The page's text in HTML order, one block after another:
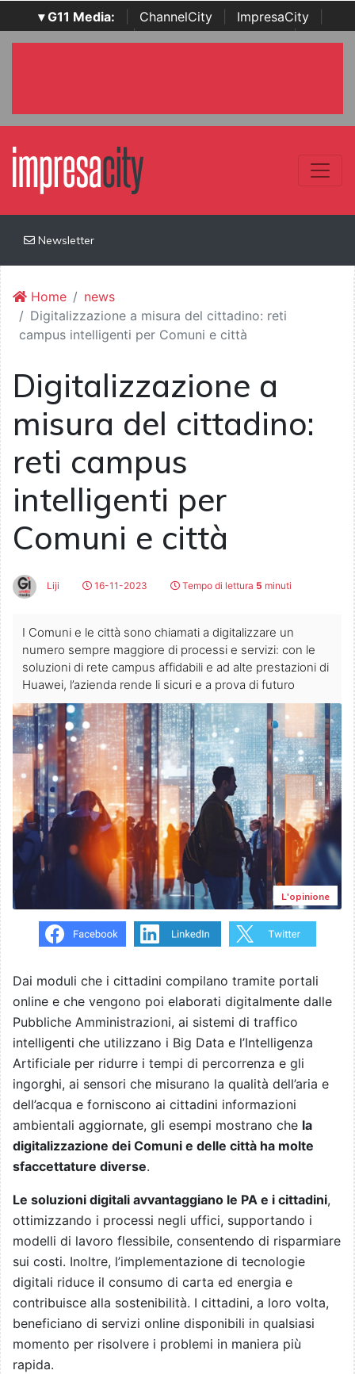
▾ G11 Media: ChannelCity ImpresaCity
SecurityOpenLab | Italian Channel Awards | Italian
Newsletter
Home
news
Digitalizzazione a misura del cittadino: reti
campus intelligenti per Comuni e città
Digitalizzazione a
misura del cittadino:
reti campus
intelligenti per
Comuni e città
Liji 16-11-2023 Tempo di lettura 5 minuti
I Comuni e le città sono chiamati a digitalizzare un
numero sempre maggiore di processi e servizi: con le
soluzioni di rete campus affidabili e ad alte prestazioni di
Huawei, l’azienda rende li sicuri e a prova di futuro
L'opinione
Dai moduli che i cittadini compilano tramite portali
online e che vengono poi elaborati digitalmente dalle
Pubbliche Amministrazioni, ai sistemi di traffico
intelligenti che utilizzano i Big Data e l’Intelligenza
Artificiale per ridurre i tempi di percorrenza e gli
ingorghi, ai sensori che misurano la qualità dell’aria e
dell’acqua e forniscono ai cittadini informazioni
ambientali aggiornate, gli esempi mostrano che la
digitalizzazione dei Comuni e delle città ha molte
sfaccettature diverse.
Le soluzioni digitali avvantaggiano le PA e i cittadini,
ottimizzando i processi negli uffici, supportando i
modelli di lavoro flessibile, consentendo di risparmiare
sui costi. Inoltre, l’implementazione di tecnologie
digitali riduce il consumo di carta ed energia e
contribuisce alla sostenibilità. I cittadini, a loro volta,
beneficiano di servizi online disponibili in qualsiasi
momento per risolvere i problemi in maniera più
rapida.